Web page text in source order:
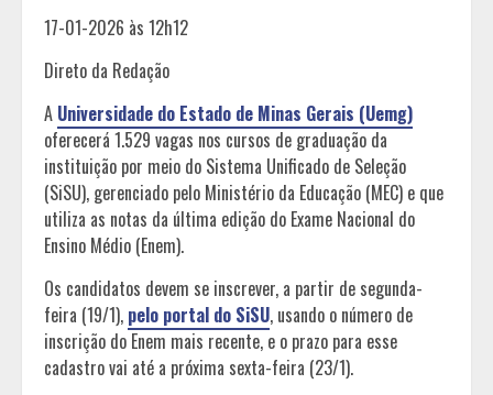
17-01-2026 às 12h12
Direto da Redação
A Universidade do Estado de Minas Gerais (Uemg)
oferecerá 1.529 vagas nos cursos de graduação da
instituição por meio do Sistema Unificado de Seleção
(SiSU), gerenciado pelo Ministério da Educação (MEC) e que
utiliza as notas da última edição do Exame Nacional do
Ensino Médio (Enem).
Os candidatos devem se inscrever, a partir de segunda-
feira (19/1), pelo portal do SiSU, usando o número de
inscrição do Enem mais recente, e o prazo para esse
cadastro vai até a próxima sexta-feira (23/1).